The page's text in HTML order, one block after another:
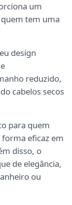
um
tem uma
design
reduzido,
cabelos secos
para quem
eficaz em
disso, o
de elegância,
ou